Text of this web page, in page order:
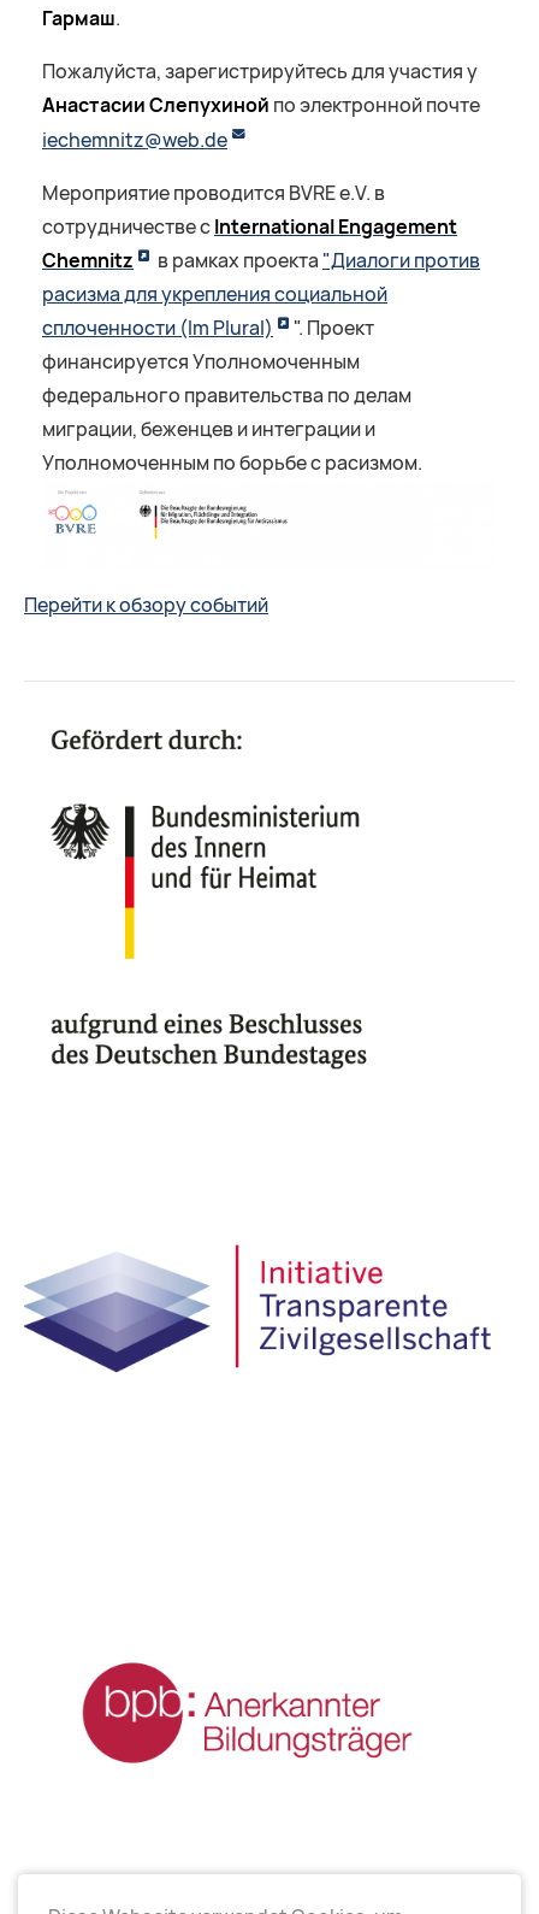
Гармаш.
Пожалуйста, зарегистрируйтесь для участия у
Анастасии Слепухиной по электронной почте
iechemnitz@web.de
Мероприятие проводится BVRE e.V. в
сотрудничестве сInternational Engagement
Chemnitz
в рамках проекта "Диалоги против
расизма для укрепления социальной
сплоченности (Im Plural)
". Проект
финансируется Уполномоченным
федерального правительства по делам
миграции, беженцев и интеграции и
Уполномоченным по борьбе с расизмом.
Перейти к обзору событий